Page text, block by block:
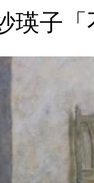
瑛子「